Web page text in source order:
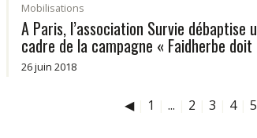
Mobilisations
A Paris, l’association Survie
cadre de la campagne « Faidherbe
26 juin 2018
◀| 1 ... 2 3 4| 5